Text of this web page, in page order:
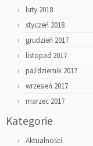
luty 2018
styczeń 2018
grudzień 2017
listopad 2017
październik 2017
wrzesień 2017
marzec 2017
Kategorie
Aktualności